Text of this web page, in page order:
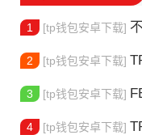
1 [tp钱包安卓下载] 不
2 [tp钱包安卓下载]
3 [tp钱包安卓下载]
4 [tp钱包安卓下载] TP